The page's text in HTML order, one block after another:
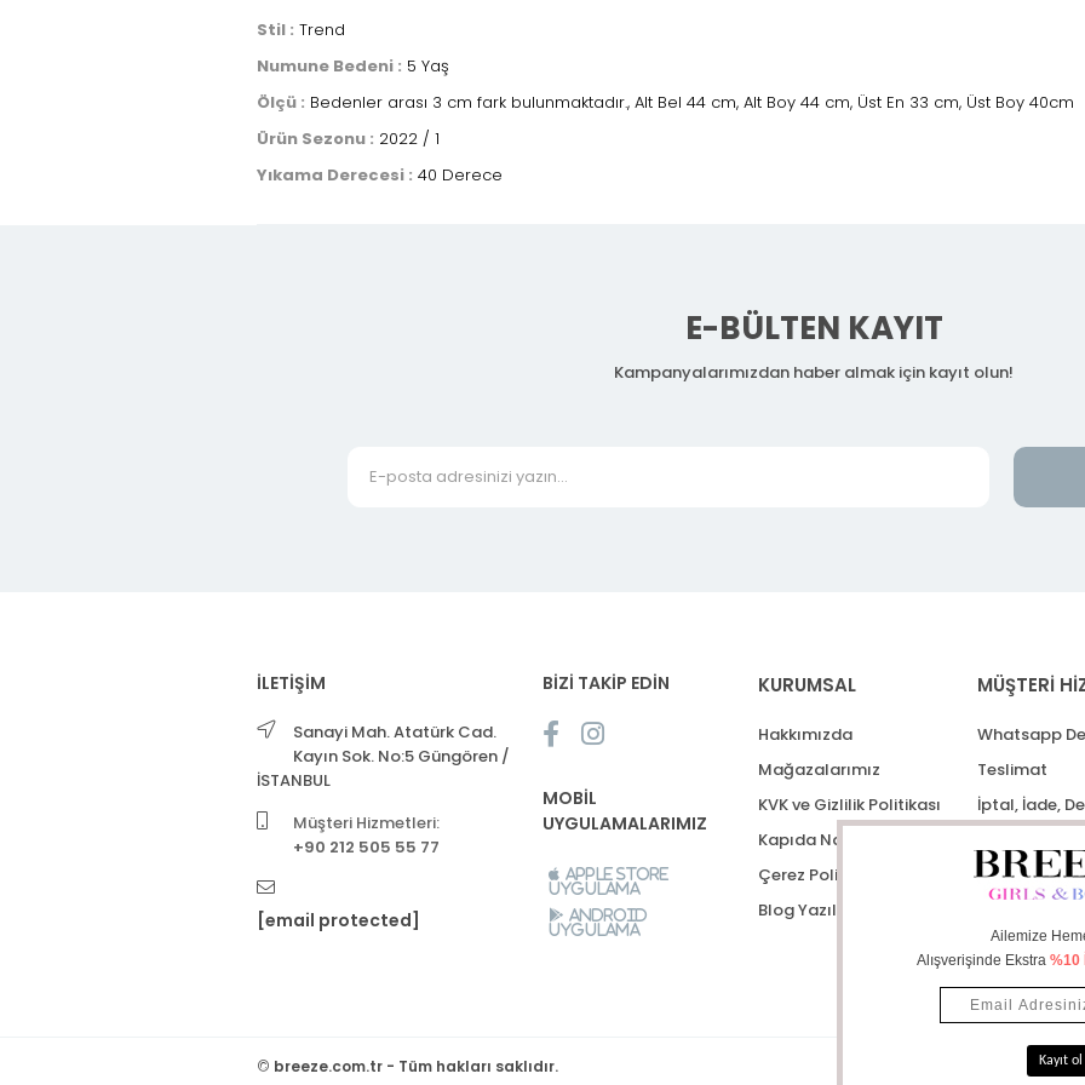
Stil : Trend
Numune Bedeni : 5 Yaş
Ölçü : Bedenler arası 3 cm fark bulunmaktadır., Alt Bel 44 cm, Alt Boy 44 cm, Üst En 33 cm, Üst Boy 40cm
Ürün Sezonu : 2022 / 1
Yıkama Derecesi : 40 Derece
E-BÜLTEN KAYIT
Kampanyalarımızdan haber almak için kayıt olun!
İLETİŞİM
Sanayi Mah. Atatürk Cad.
Kayın Sok. No:5 Güngören /
İSTANBUL
Müşteri Hizmetleri:
+90 212 505 55 77
[email protected]
BİZİ TAKİP EDİN
MOBİL
UYGULAMALARIMIZ
Apple Store
Uygulama
Android
Uygulama
KURUMSAL
Hakkımızda
Mağazalarımız
KVK ve Gizlilik Politikası
Kapıda Nakit Ödeme
Çerez Politikası
Blog Yazıları
MÜŞTERİ
Whatsapp
Teslimat
İptal, İade,
© breeze.com.tr - Tüm hakları saklıdır.